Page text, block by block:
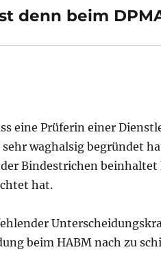
denn beim
eine Prüferin einer
waghalsig begründet
Bindestrichen
hat.
beim HABM nach zu